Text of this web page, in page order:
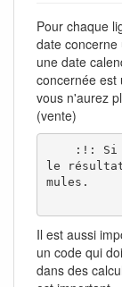
Pour chaque
date concerne
une date
concernée est
vous n'aurez
(vente)
le
mules.
Il est aussi
un code qui
dans des